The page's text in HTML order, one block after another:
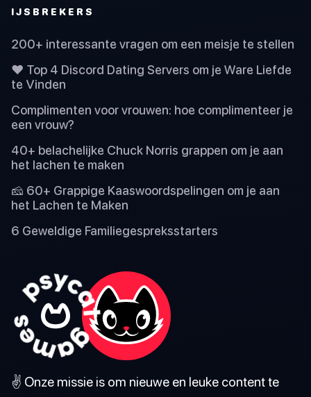
IJSBREKERS
200+ interessante vragen om een meisje te stellen
❤️ Top 4 Discord Dating Servers om je Ware Liefde
te Vinden
Complimenten voor vrouwen: hoe complimenteer je
een vrouw?
40+ belachelijke Chuck Norris grappen om je aan
het lachen te maken
🧀 60+ Grappige Kaaswoordspelingen om je aan
het Lachen te Maken
6 Geweldige Familiegespreksstarters
✌️ Onze missie is om nieuwe en leuke content te